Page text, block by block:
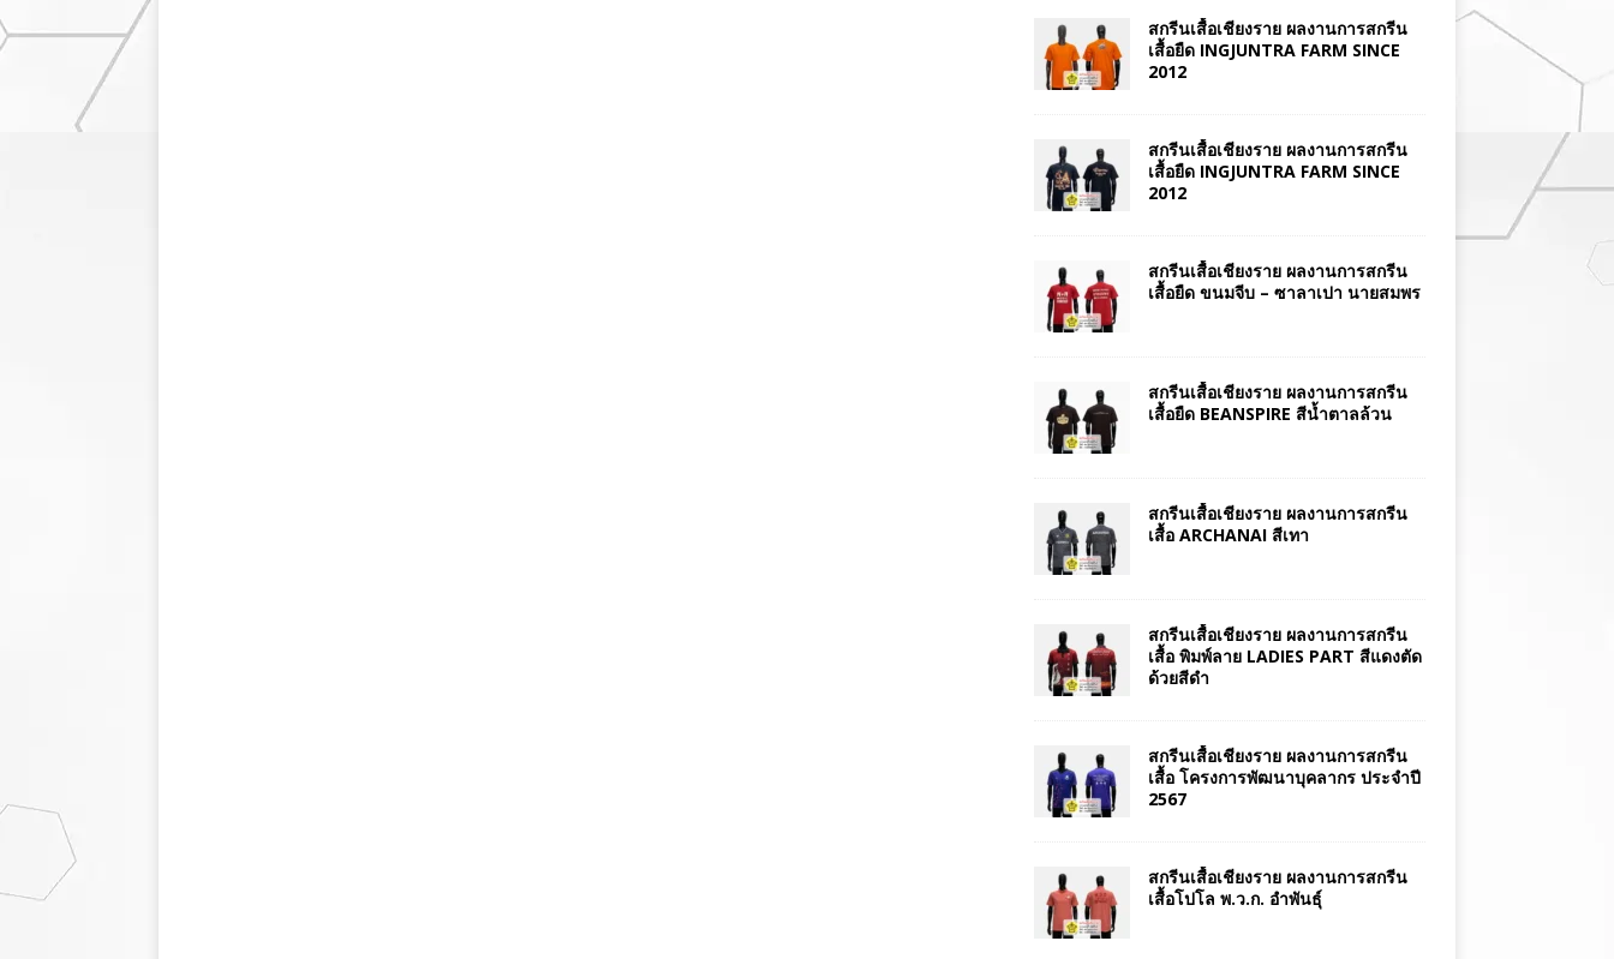
สกรีนเสื้อเชียงราย ผลงานการสกรีน
เสื้อยืด INGJUNTRA FARM SINCE
2012
สกรีนเสื้อเชียงราย ผลงานการสกรีน
เสื้อยืด INGJUNTRA FARM SINCE
2012
สกรีนเสื้อเชียงราย ผลงานการสกรีน
เสื้อยืด ขนมจีบ – ซาลาเปา นายสมพร
สกรีนเสื้อเชียงราย ผลงานการสกรีน
เสื้อยืด BEANSPIRE สีน้ำตาลล้วน
สกรีนเสื้อเชียงราย ผลงานการสกรีน
เสื้อ ARCHANAI สีเทา
สกรีนเสื้อเชียงราย ผลงานการสกรีน
เสื้อ พิมพ์ลาย LADIES PART สีแดงตัด
ด้วยสีดำ
สกรีนเสื้อเชียงราย ผลงานการสกรีน
เสื้อ โครงการพัฒนาบุคลากร ประจำปี
2567
สกรีนเสื้อเชียงราย ผลงานการสกรีน
เสื้อโปโล พ.ว.ก. อำพันธุ์